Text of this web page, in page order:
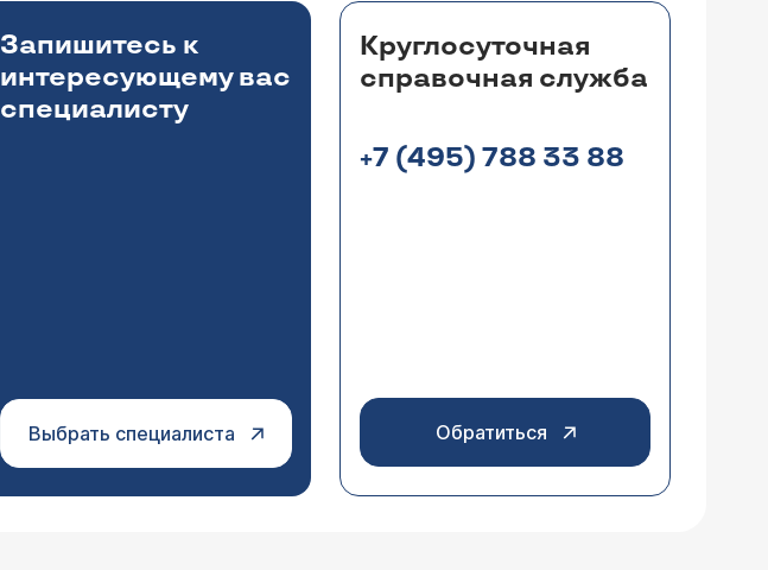
Запишитесь к
интересующему вас
специалисту
Выбрать специалиста
Круглосуточная
справочная служба
+7 (495) 788 33 88
Обратиться